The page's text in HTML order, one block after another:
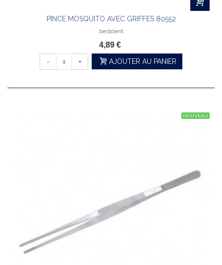
PINCE MOSQUITO AVEC GRIFFES 80552
bestdent
4,89 €
- + AJOUTER AU PANIER
NOUVEAU